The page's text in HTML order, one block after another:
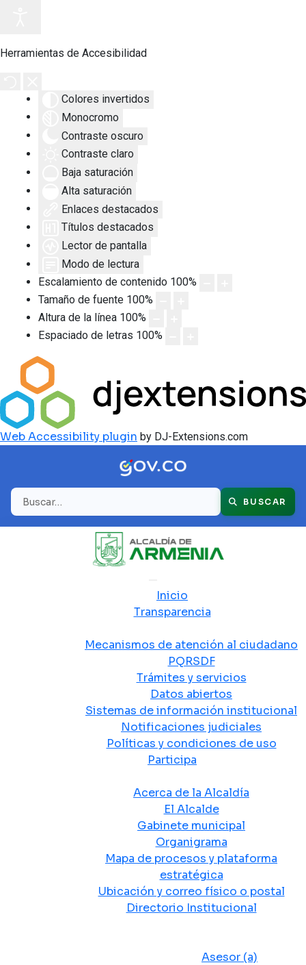
Herramientas de Accesibilidad
Colores invertidos
Monocromo
Contraste oscuro
Contraste claro
Baja saturación
Alta saturación
Enlaces destacados
Títulos destacados
Lector de pantalla
Modo de lectura
Escalamiento de contenido 100%
Tamaño de fuente 100%
Altura de la línea 100%
Espaciado de letras 100%
Web Accessibility plugin by DJ-Extensions.com
Buscar BUSCAR
Inicio
Transparencia
Mecanismos de atención al ciudadano
PQRSDF
Trámites y servicios
Datos abiertos
Sistemas de información institucional
Notificaciones judiciales
Políticas y condiciones de uso
Participa
Acerca de la Alcaldía
El Alcalde
Gabinete municipal
Organigrama
Mapa de procesos y plataforma
estratégica
Ubicación y correo físico o postal
Directorio Institucional
Asesor (a)